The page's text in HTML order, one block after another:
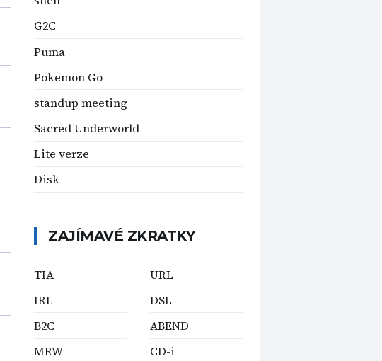
G2C
Puma
Pokemon Go
standup meeting
Sacred Underworld
Lite verze
Disk
ZAJÍMAVÉ ZKRATKY
TIA
IRL
B2C
MRW
URL
DSL
ABEND
CD-i